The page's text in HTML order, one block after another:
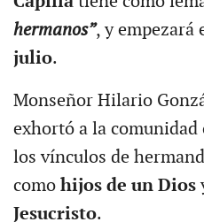
hermanos”, y empezará
julio.
Monseñor Hilario
exhortó a la
los vínculos de
como hijos de un Dios
Jesucristo.